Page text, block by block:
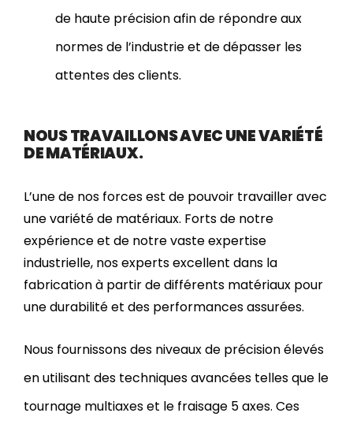
de haute précision afin de répondre aux
normes de l’industrie et de dépasser les
attentes des clients.
NOUS TRAVAILLONS AVEC UNE VARIÉTÉ
DE MATÉRIAUX.
L’une de nos forces est de pouvoir travailler avec
une variété de matériaux. Forts de notre
expérience et de notre vaste expertise
industrielle, nos experts excellent dans la
fabrication à partir de différents matériaux pour
une durabilité et des performances assurées.
Nous fournissons des niveaux de précision élevés
en utilisant des techniques avancées telles que le
tournage multiaxes et le fraisage 5 axes. Ces